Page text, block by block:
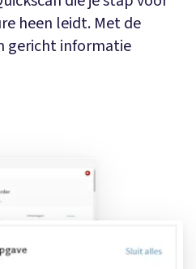
heen leidt. Met de
gericht informatie